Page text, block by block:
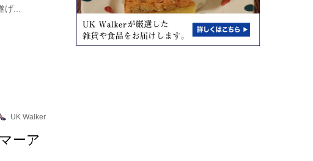
...
UK Walker
ーア